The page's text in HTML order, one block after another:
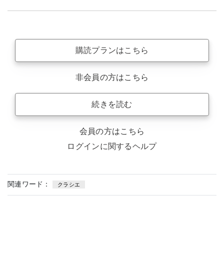
購読プランはこちら
非会員の方はこちら
続きを読む
会員の方はこちら
ログインに関するヘルプ
関連ワード： クラシエ